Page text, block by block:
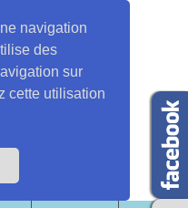
navigation
des
sur
cette utilisation